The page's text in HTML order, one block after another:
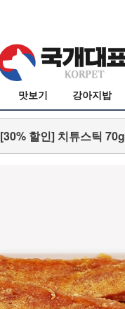
맛보기 강아지밥
[30% 할인] 치튜스틱 70g